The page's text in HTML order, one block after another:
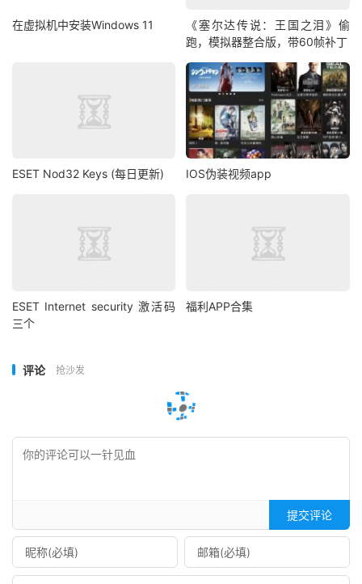
在虚拟机中安装Windows 11
《塞尔达传说：王国之泪》偷
跑，模拟器整合版，带60帧补丁
ESET Nod32 Keys (每日更新) IOS伪装视频app
ESET Internet security 激活码
三个
福利APP合集
评论 抢沙发
提交评论